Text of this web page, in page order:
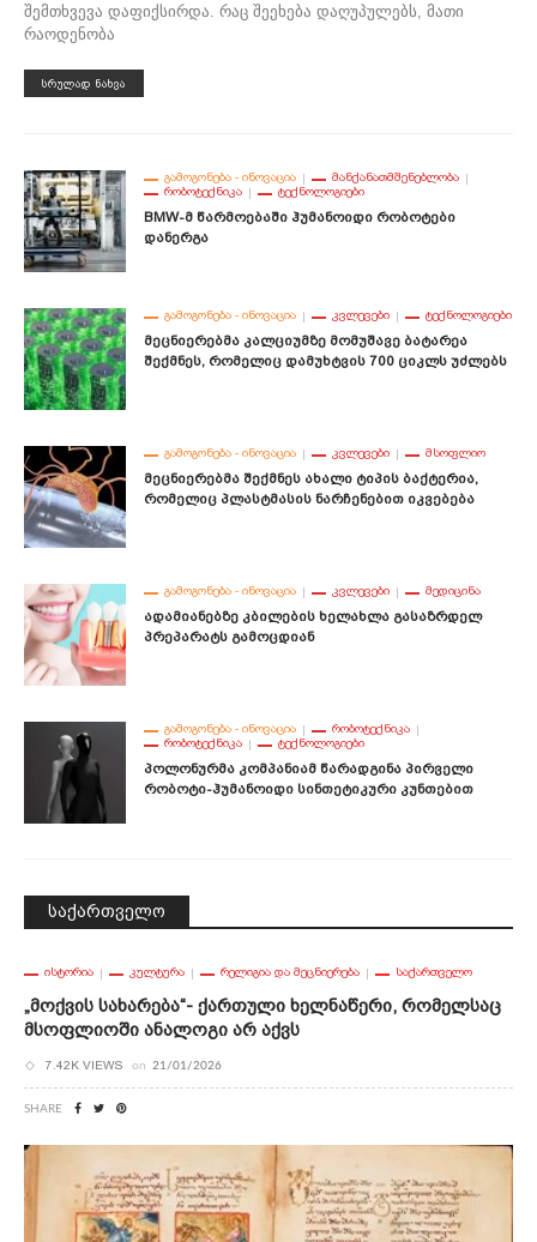
შემთხვევა დაფიქსირდა. რაც შეეხება დაღუპულებს, მათი
რაოდენობა
ᲡᲠᲣᲚᲐᲓ ᲜᲐᲮᲕᲐ
ᲒᲐᲛᲝᲒᲝᲜᲔᲑᲐ - ᲘᲜᲝᲕᲐᲪᲘᲐ
ᲛᲐᲜᲥᲐᲜᲐᲗᲛᲨᲔᲜᲔᲑᲚᲝᲑᲐ
ᲠᲝᲑᲝᲢᲔᲥᲜᲘᲙᲐ
ᲢᲔᲥᲜᲝᲚᲝᲒᲘᲔᲑᲘ
BMW-Მ Წარმოებაში Ჰუმანოიდი Რობოტები
Დანერგა
ᲒᲐᲛᲝᲒᲝᲜᲔᲑᲐ - ᲘᲜᲝᲕᲐᲪᲘᲐ ᲙᲕᲚᲔᲕᲔᲑᲘ ᲢᲔᲥᲜᲝᲚᲝᲒᲘᲔᲑᲘ
Მეცნიერებმა Კალციუმზე Მომუშავე Ბატარეა
Შექმნეს, Რომელიც Დამუხტვის 700 Ციკლს Უძლებს
ᲒᲐᲛᲝᲒᲝᲜᲔᲑᲐ - ᲘᲜᲝᲕᲐᲪᲘᲐ ᲙᲕᲚᲔᲕᲔᲑᲘ ᲛᲡᲝᲤᲚᲘᲝ
Მეცნიერებმა Შექმნეს Ახალი Ტიპის Ბაქტერია,
Რომელიც Პლასტმასის Ნარჩენებით Იკვებება
ᲒᲐᲛᲝᲒᲝᲜᲔᲑᲐ - ᲘᲜᲝᲕᲐᲪᲘᲐ ᲙᲕᲚᲔᲕᲔᲑᲘ ᲛᲔᲓᲘᲪᲘᲜᲐ
Ადამიანებზე Კბილების Ხელახლა Გასაზრდელ
Პრეპარატს Გამოცდიან
ᲒᲐᲛᲝᲒᲝᲜᲔᲑᲐ - ᲘᲜᲝᲕᲐᲪᲘᲐ
ᲠᲝᲑᲝᲢᲔᲥᲜᲘᲙᲐ
ᲠᲝᲑᲝᲢᲔᲥᲜᲘᲙᲐ
ᲢᲔᲥᲜᲝᲚᲝᲒᲘᲔᲑᲘ
Პოლონურმა Კომპანიამ Წარადგინა Პირველი
Რობოტი-Ჰუმანოიდი Სინთეტიკური Კუნთებით
საქართველო
ᲘᲡᲢᲝᲠᲘᲐ ᲙᲣᲚᲢᲣᲠᲐ ᲠᲔᲚᲘᲒᲘᲐ ᲓᲐ ᲛᲔᲪᲜᲘᲔᲠᲔᲑᲐ ᲡᲐᲥᲐᲠᲗᲕᲔᲚᲝ
„მოქვის Სახარება“- Ქართული Ხელნაწერი, Რომელსაც
Მსოფლიოში Ანალოგი Არ Აქვს
7.42K VIEWS on 21/01/2026
SHARE